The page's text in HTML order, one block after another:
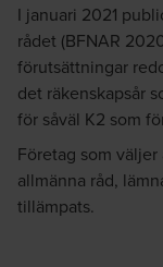
I januari 2021
rådet (BFNAR
förutsättningar
det räkenskapsår
för såväl K2 som
Företag som
allmänna råd,
tillämpats.